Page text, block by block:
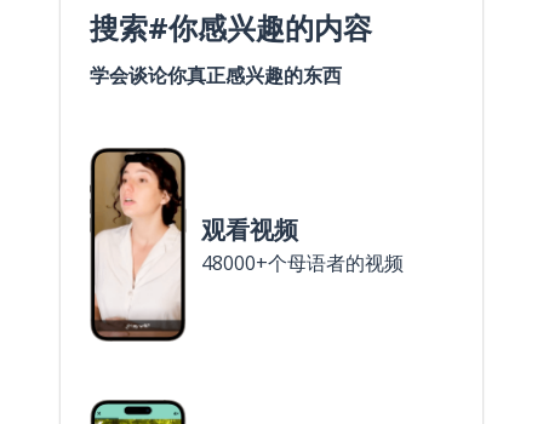
搜索#你感兴趣的内容
学会谈论你真正感兴趣的东西
观看视频
48000+个母语者的视频